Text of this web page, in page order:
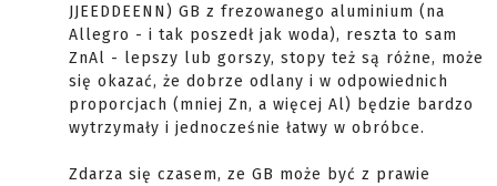
JJEEDDEENN) GB z frezowanego aluminium (na
Allegro - i tak poszedł jak woda), reszta to sam
ZnAl - lepszy lub gorszy, stopy też są różne, może
się okazać, że dobrze odlany i w odpowiednich
proporcjach (mniej Zn, a więcej Al) będzie bardzo
wytrzymały i jednocześnie łatwy w obróbce.
Zdarza się czasem, ze GB może być z prawie